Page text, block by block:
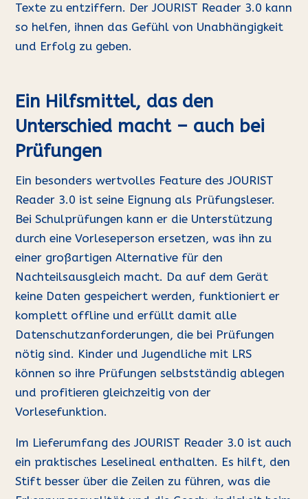
Texte zu entziffern. Der JOURIST Reader 3.0 kann
so helfen, ihnen das Gefühl von Unabhängigkeit
und Erfolg zu geben.
Ein Hilfsmittel, das den
Unterschied macht – auch bei
Prüfungen
Ein besonders wertvolles Feature des JOURIST
Reader 3.0 ist seine Eignung als Prüfungsleser.
Bei Schulprüfungen kann er die Unterstützung
durch eine Vorleseperson ersetzen, was ihn zu
einer großartigen Alternative für den
Nachteilsausgleich macht. Da auf dem Gerät
keine Daten gespeichert werden, funktioniert er
komplett offline und erfüllt damit alle
Datenschutzanforderungen, die bei Prüfungen
nötig sind. Kinder und Jugendliche mit LRS
können so ihre Prüfungen selbstständig ablegen
und profitieren gleichzeitig von der
Vorlesefunktion.
Im Lieferumfang des JOURIST Reader 3.0 ist auch
ein praktisches Leselineal enthalten. Es hilft, den
Stift besser über die Zeilen zu führen, was die